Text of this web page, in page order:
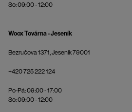
So: 09:00 - 12:00
Woox Továrna - Jeseník
Bezručova 1371, Jeseník 79001
+420 725 222 124
Po-Pá: 09:00 - 17:00
So: 09:00 - 12:00